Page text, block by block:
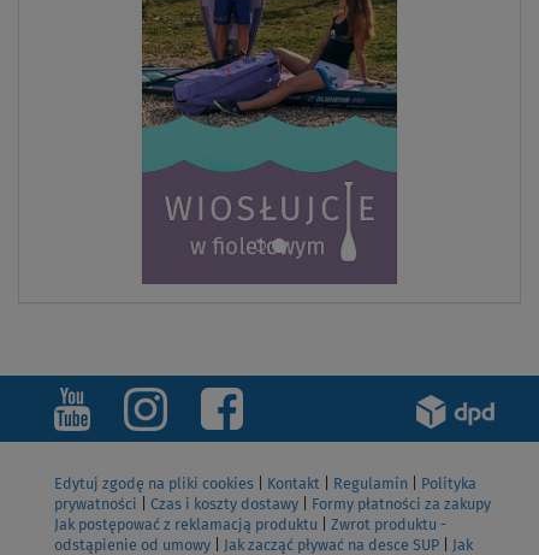
Edytuj zgodę na pliki cookies Kontakt Regulamin
Polityka
prywatności
Czas i koszty dostawy
Formy płatności za zakupy
Jak postępować z reklamacją produktu
Zwrot produktu -
odstąpienie od umowy
Jak zacząć pływać na desce SUP
Jak